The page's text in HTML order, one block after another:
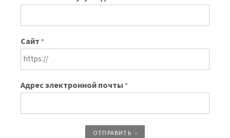
Сайт *
Адрес электронной почты *
ОТПРАВИТЬ